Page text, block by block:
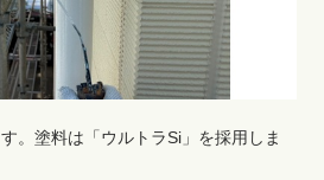
。塗料は「ウルトラSi」を採用しま